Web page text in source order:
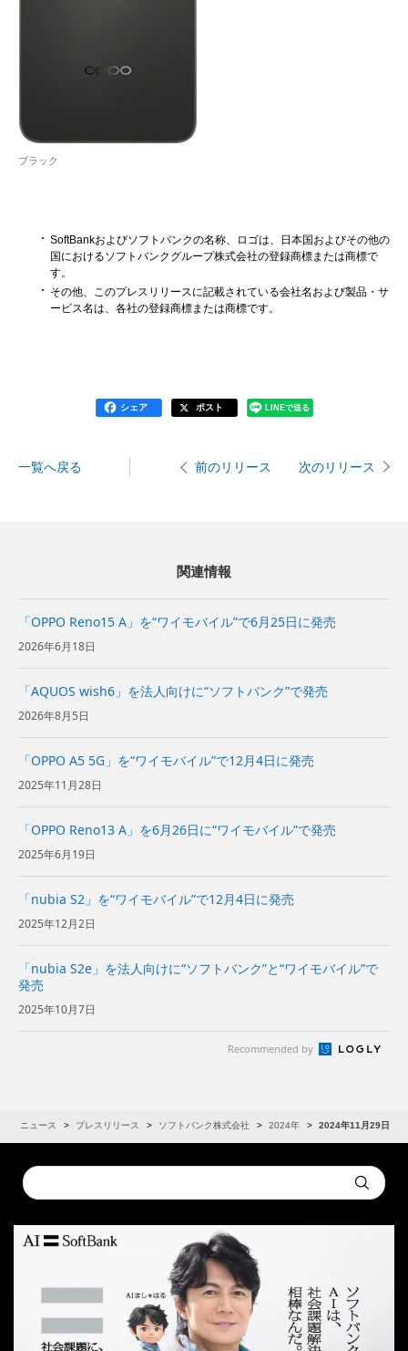
ブラック
SoftBankおよびソフトバンクの名称、ロゴは、日本国およびその他の
国におけるソフトバンクグループ株式会社の登録商標または商標で
す。
その他、このプレスリリースに記載されている会社名および製品・サ
ービス名は、各社の登録商標または商標です。
シェア ポスト LINEで送る
一覧へ戻る 前のリリース 次のリリース
関連情報
「OPPO Reno15 A」を“ワイモバイル”で6月25日に発売
2026年6月18日
「AQUOS wish6」を法人向けに“ソフトバンク”で発売
2026年8月5日
「OPPO A5 5G」を“ワイモバイル”で12月4日に発売
2025年11月28日
「OPPO Reno13 A」を6月26日に“ワイモバイル”で発売
2025年6月19日
「nubia S2」を“ワイモバイル”で12月4日に発売
2025年12月2日
「nubia S2e」を法人向けに“ソフトバンク”と“ワイモバイル”で
発売
2025年10月7日
Recommended by
ニュース プレスリリース ソフトバンク株式会社 2024年 2024年11月29日
Conduct
a
Submit